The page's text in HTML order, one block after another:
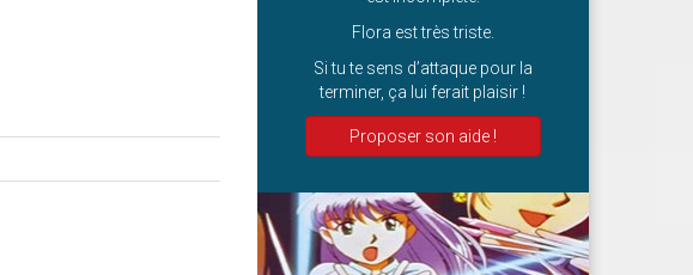
Flora est très triste.
Si tu te sens d’attaque pour la
terminer, ça lui ferait plaisir !
Proposer son aide !